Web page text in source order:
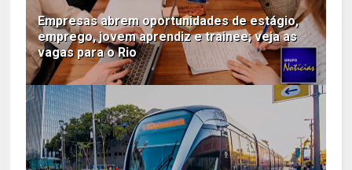
Empresas abrem oportunidades de estágio,
emprego, jovem aprendiz e trainee; veja as
vagas para o Rio